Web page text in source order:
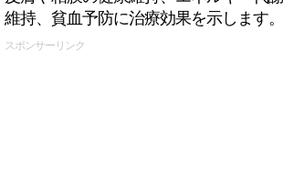
維持、貧血予防に治療効果を示します。
スポンサーリンク